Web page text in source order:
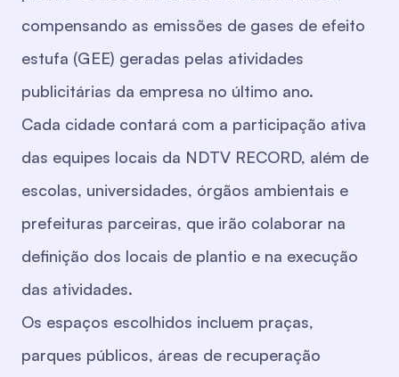
compensando as emissões de gases de efeito
estufa (GEE) geradas pelas atividades
publicitárias da empresa no último ano.
Cada cidade contará com a participação ativa
das equipes locais da NDTV RECORD, além de
escolas, universidades, órgãos ambientais e
prefeituras parceiras, que irão colaborar na
definição dos locais de plantio e na execução
das atividades.
Os espaços escolhidos incluem praças,
parques públicos, áreas de recuperação